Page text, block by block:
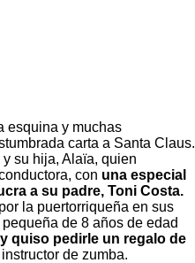
esquina y muchas
carta a Santa Claus.
su hija, Alaïa, quien
con una especial
a su padre, Toni Costa.
la puertorriqueña en sus
de 8 años de edad
quiso pedirle un regalo de
de zumba.